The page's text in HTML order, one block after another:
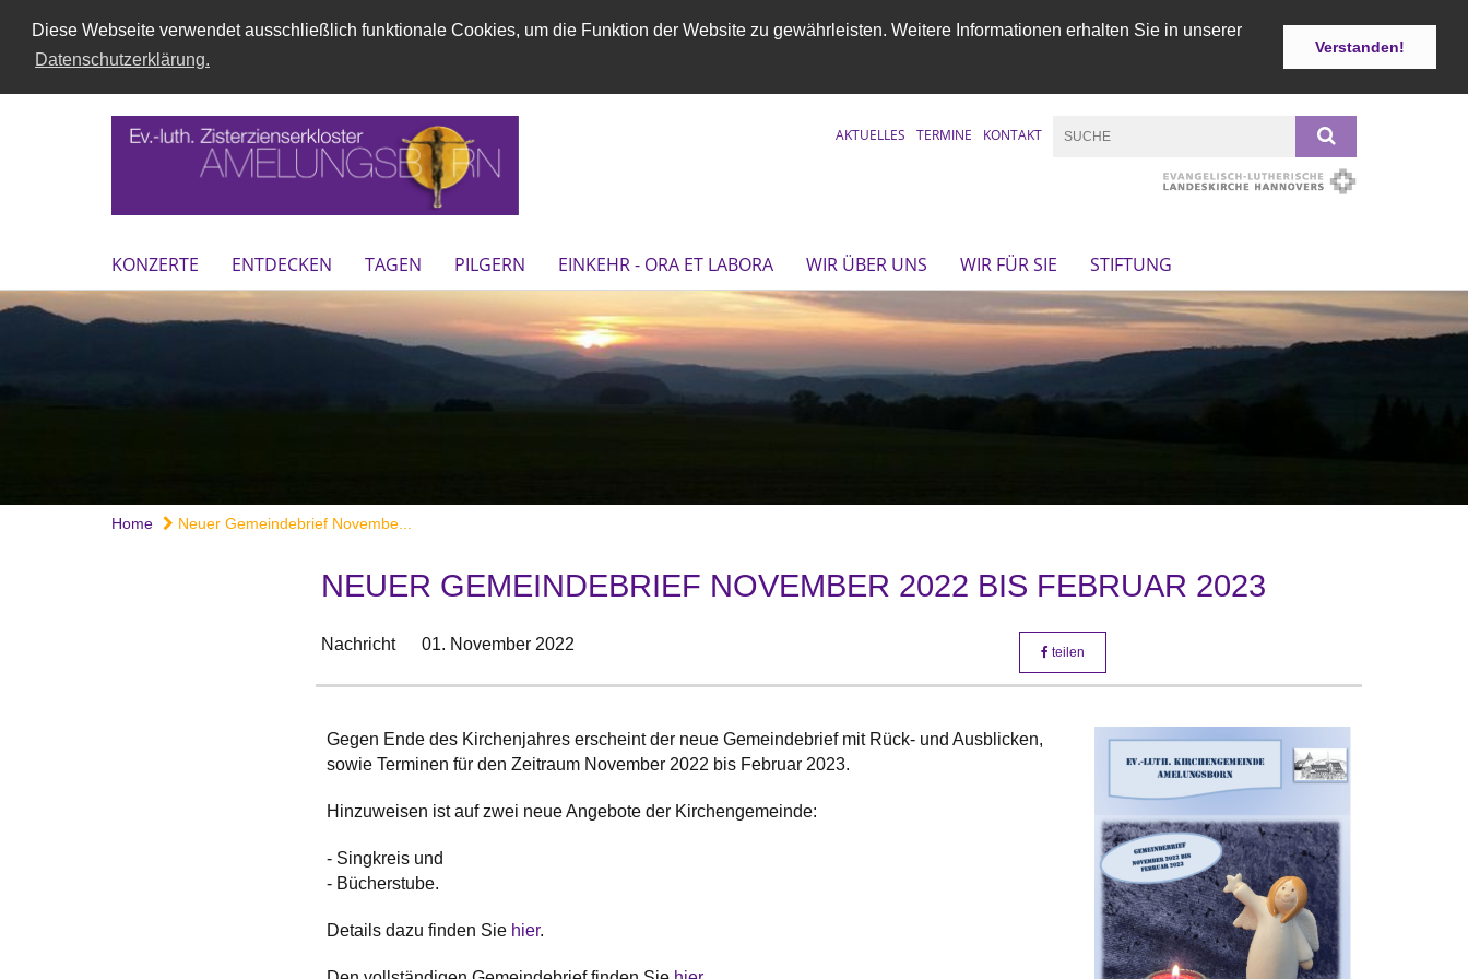
Diese Webseite verwendet ausschließlich funktionale Cookies, um die Funktion der Website zu gewährleisten. Weitere Informationen erhalten Sie in unserer
Datenschutzerklärung.
Verstanden!
AKTUELLES TERMINE KONTAKT
KONZERTE ENTDECKEN TAGEN PILGERN EINKEHR - ORA ET LABORA WIR ÜBER UNS WIR FÜR SIE STIFTUNG
Home Neuer Gemeindebrief Novembe...
NEUER GEMEINDEBRIEF NOVEMBER 2022 BIS FEBRUAR 2023
Nachricht 01. November 2022 teilen
Gegen Ende des Kirchenjahres erscheint der neue Gemeindebrief mit Rück- und Ausblicken,
sowie Terminen für den Zeitraum November 2022 bis Februar 2023.
Hinzuweisen ist auf zwei neue Angebote der Kirchengemeinde:
- Singkreis und
- Bücherstube.
Details dazu finden Sie hier.